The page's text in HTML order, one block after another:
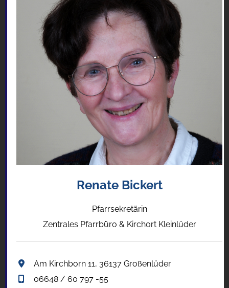
Renate Bickert
Pfarrsekretärin
Zentrales Pfarrbüro & Kirchort Kleinlüder
Am Kirchborn 11, 36137 Großenlüder
06648 / 60 797 -55